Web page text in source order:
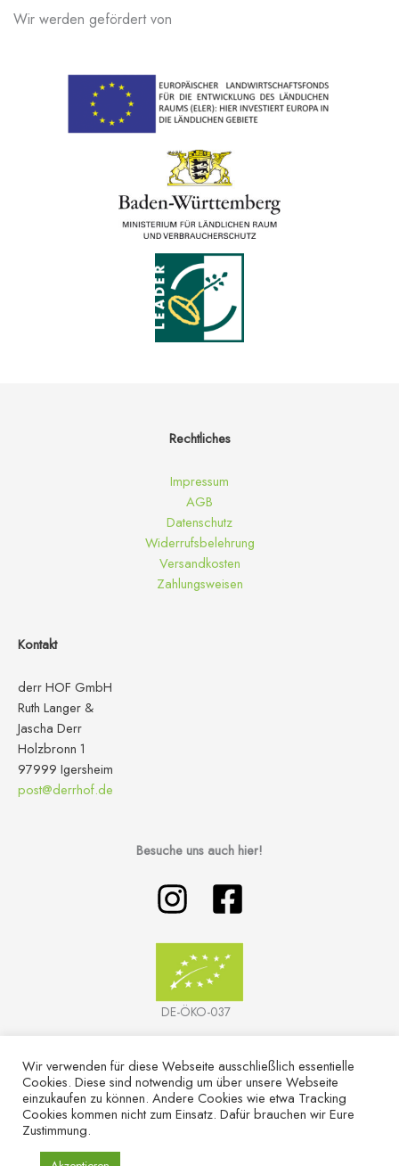
Wir werden gefördert von
Rechtliches
Impressum
AGB
Datenschutz
Widerrufsbelehrung
Versandkosten
Zahlungsweisen
Kontakt
derr HOF GmbH
Ruth Langer &
Jascha Derr
Holzbronn 1
97999 Igersheim
post@derrhof.de
Besuche uns auch hier!
DE-ÖKO-037
COPYRIGHT © 2026 | DERR HOF
Wir verwenden für diese Webseite ausschließlich essentielle
Cookies. Diese sind notwendig um über unsere Webseite
einzukaufen zu können. Andere Cookies wie etwa Tracking
Cookies kommen nicht zum Einsatz. Dafür brauchen wir Eure
Zustimmung.